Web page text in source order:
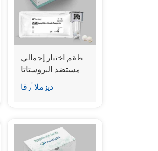
طقم اختبار إجمالي
مستضد البروستاتا
النوعي (tPSA)
(المقايسة المناعية
ديزملا أرقا